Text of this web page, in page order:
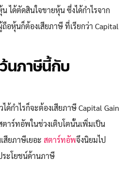
ได้ตัดสินใจขายหุ้น ซึ่งได้กำไรจาก
หุ้นก็ต้องเสียภาษี ที่เรียกว่า Capital
นภาษีนี้กับ
กำไรก็จะต้องเสียภาษี Capital Gain
าร์ทอัพในช่วงเติบโตนั้นเพิ่มเป็น
สียภาษีเยอะ สตาร์ทอัพจึงนิยมไป
ระโยชน์ด้านภาษี